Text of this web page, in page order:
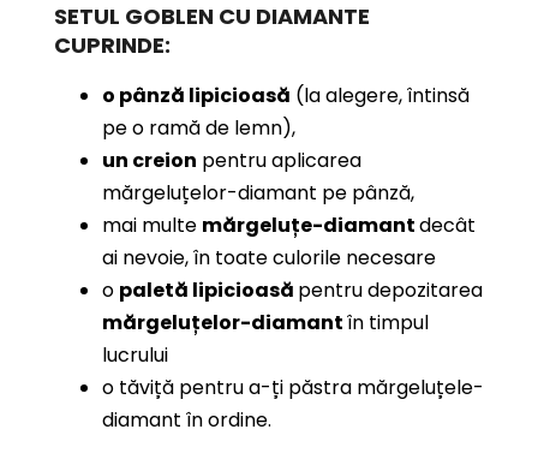
SETUL GOBLEN CU DIAMANTE
CUPRINDE:
o pânză lipicioasă (la alegere, întinsă
pe o ramă de lemn),
un creion pentru aplicarea
mărgeluțelor-diamant pe pânză,
mai multe mărgeluțe-diamantdecât
ai nevoie, în toate culorile necesare
o paletă lipicioasă pentru depozitarea
mărgeluțelor-diamantîn timpul
lucrului
o tăviță pentru a-ți păstra mărgeluțele-
diamant în ordine.